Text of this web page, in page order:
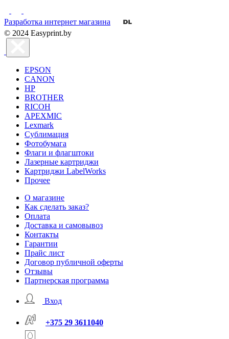
Разработка интернет магазина
© 2024 Easyprint.by
EPSON
CANON
HP
BROTHER
RICOH
APEXMIC
Lexmark
Сублимация
Фотобумага
Флаги и флагштоки
Лазерные картриджи
Картриджи LabelWorks
Прочее
О магазине
Как сделать заказ?
Оплата
Доставка и самовывоз
Контакты
Гарантии
Прайс лист
Договор публичной оферты
Отзывы
Партнерская программа
Вход
+375 29 3611040